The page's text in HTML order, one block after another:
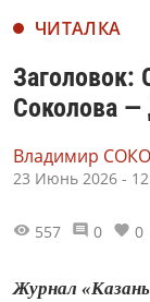
ЧИТАЛКА
Заголовок:
Соколова —
Владимир
23 Июнь 2026 -
557 0 0
Журнал